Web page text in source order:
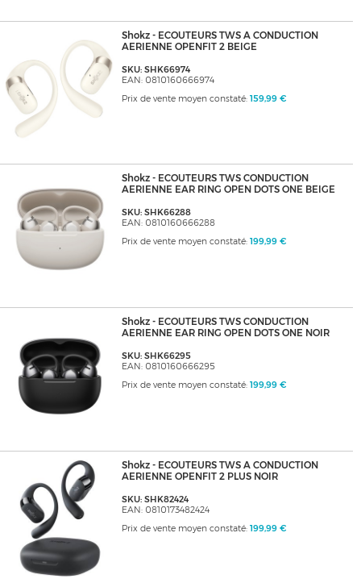
Shokz - ECOUTEURS TWS A CONDUCTION
AERIENNE OPENFIT 2 BEIGE
SKU: SHK66974
EAN: 0810160666974
Prix de vente moyen constaté: 159,99 €
Shokz - ECOUTEURS TWS CONDUCTION
AERIENNE EAR RING OPEN DOTS ONE BEIGE
SKU: SHK66288
EAN: 0810160666288
Prix de vente moyen constaté: 199,99 €
Shokz - ECOUTEURS TWS CONDUCTION
AERIENNE EAR RING OPEN DOTS ONE NOIR
SKU: SHK66295
EAN: 0810160666295
Prix de vente moyen constaté: 199,99 €
Shokz - ECOUTEURS TWS A CONDUCTION
AERIENNE OPENFIT 2 PLUS NOIR
SKU: SHK82424
EAN: 0810173482424
Prix de vente moyen constaté: 199,99 €